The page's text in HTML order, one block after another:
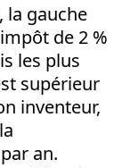
la gauche
de 2 %
les plus
supérieur
inventeur,
an.